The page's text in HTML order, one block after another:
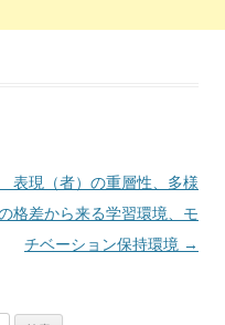
表現（者）の重層性、多様
格差から来る学習環境、モ
チベーション保持環境 →